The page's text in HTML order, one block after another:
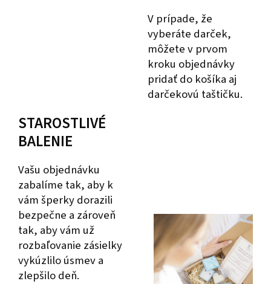
V prípade, že
vyberáte darček,
môžete v prvom
kroku objednávky
pridať do košíka aj
darčekovú taštičku.
STAROSTLIVÉ
BALENIE
Vašu objednávku
zabalíme tak, aby k
vám šperky dorazili
bezpečne a zároveň
tak, aby vám už
rozbaľovanie zásielky
vykúzlilo úsmev a
zlepšilo deň.